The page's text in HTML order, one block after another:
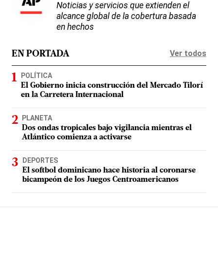
Noticias y servicios que extienden el
alcance global de la cobertura basada
en hechos
EN PORTADA Ver todos
POLÍTICA
El Gobierno inicia construcción del Mercado Tilorí
en la Carretera Internacional
PLANETA
Dos ondas tropicales bajo vigilancia mientras el
Atlántico comienza a activarse
DEPORTES
El softbol dominicano hace historia al coronarse
bicampeón de los Juegos Centroamericanos